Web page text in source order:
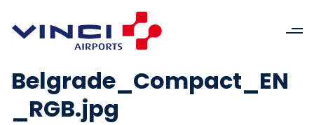
Belgrade_Compact_EN
_RGB.jpg